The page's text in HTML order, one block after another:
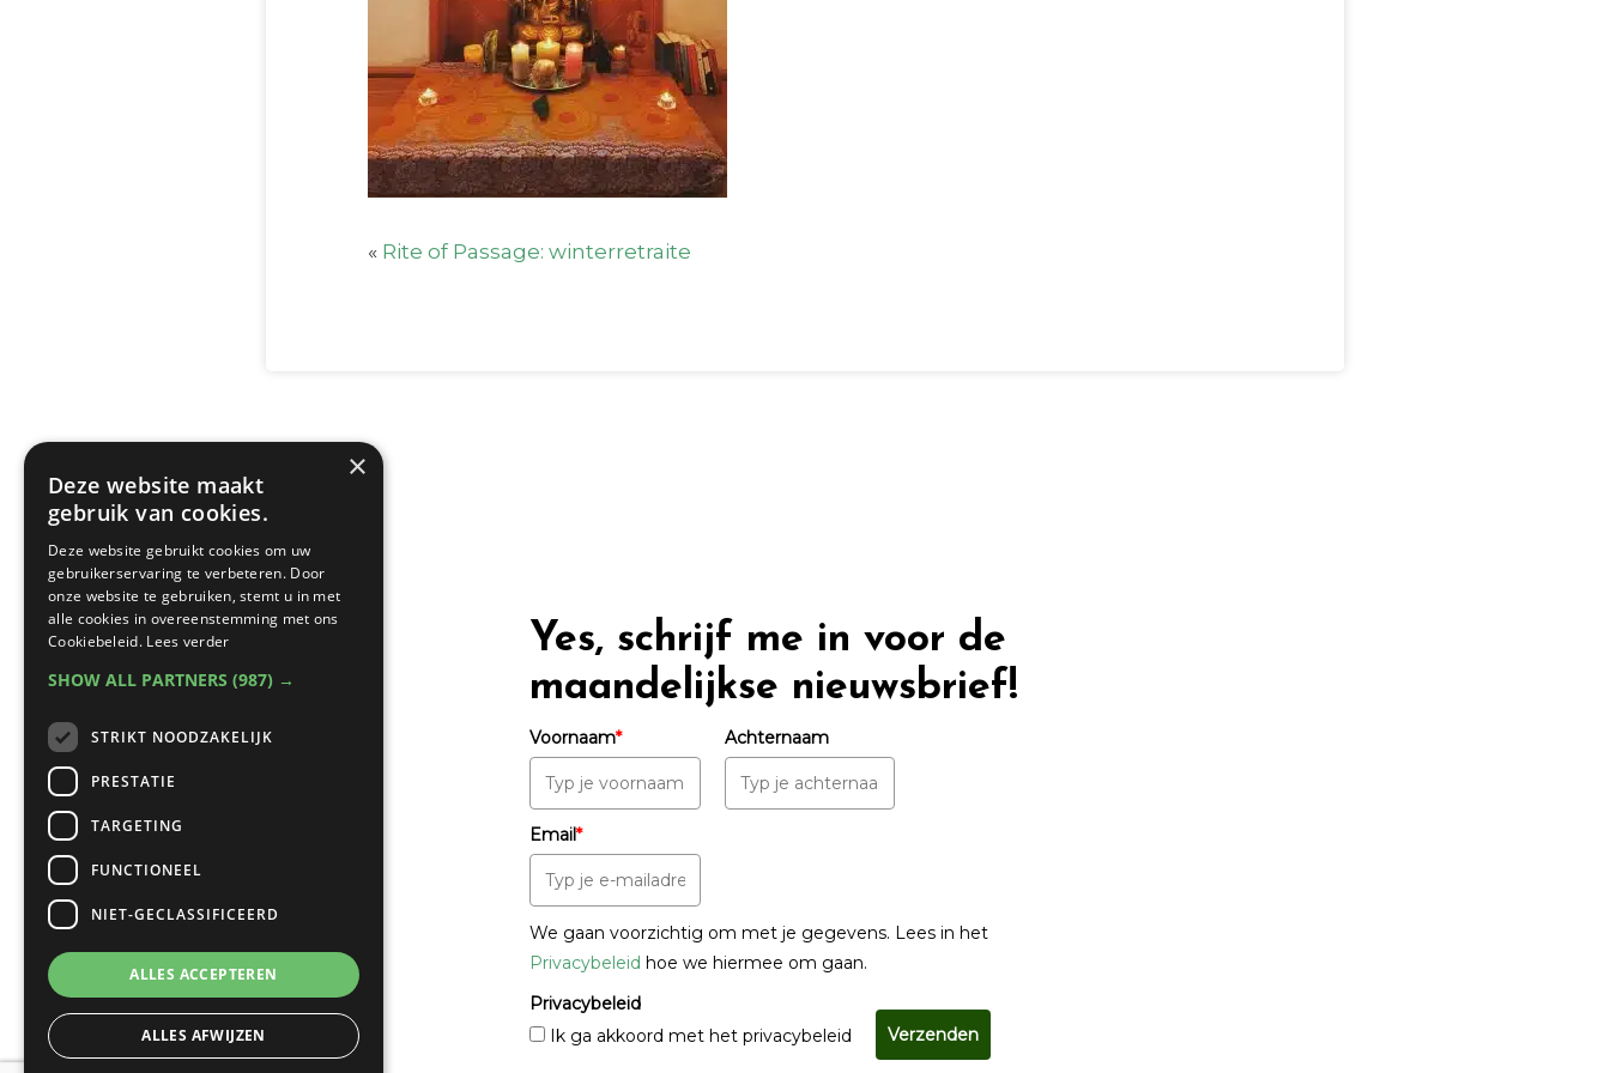
« Rite of Passage: winterretraite
Yes, schrijf me in voor de
maandelijkse nieuwsbrief!
Voornaam* Achternaam
Email*
We gaan voorzichtig om met je gegevens. Lees in het
Privacybeleid hoe we hiermee om gaan.
Privacybeleid
Ik ga akkoord met het privacybeleid
Verzenden
×
Deze website maakt
gebruik van cookies.
Deze website gebruikt cookies om uw
gebruikerservaring te verbeteren. Door
onze website te gebruiken, stemt u in met
alle cookies in overeenstemming met ons
Cookiebeleid. Lees verder
SHOW ALL PARTNERS (987) →
STRIKT NOODZAKELIJK
PRESTATIE
TARGETING
FUNCTIONEEL
NIET-GECLASSIFICEERD
ALLES ACCEPTEREN
ALLES AFWIJZEN